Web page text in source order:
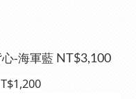
-海軍藍 NT$3,100